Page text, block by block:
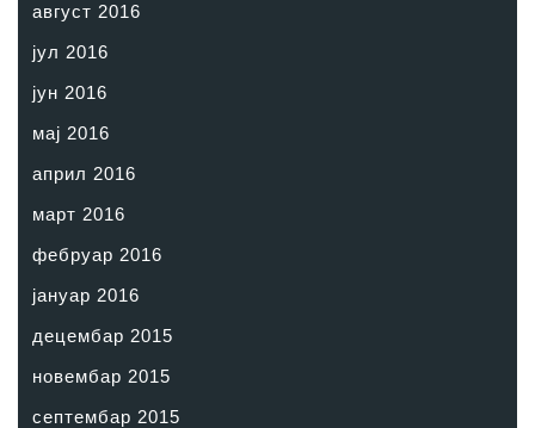
август 2016
јул 2016
јун 2016
мај 2016
април 2016
март 2016
фебруар 2016
јануар 2016
децембар 2015
новембар 2015
септембар 2015